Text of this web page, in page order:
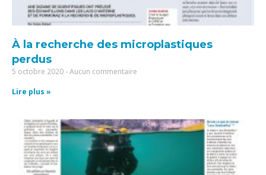
À la recherche des microplastiques
perdus
5 octobre 2020 Aucun commentaire
Lire plus »